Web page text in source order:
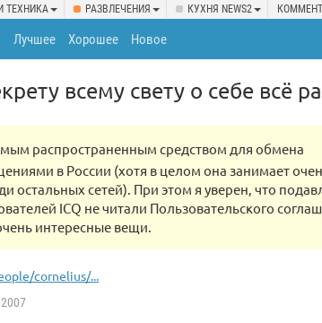
ТЕХНИКА РАЗВЛЕЧЕНИЯ КУХНЯ NEWS2
Лучшее Хорошее Новое
всему свету о себе всё
распространенным средством для обмена
в России (хотя в целом она занимает
остальных сетей). При этом я уверен, что
ICQ не читали Пользовательского
интересные вещи.
cornelius/...